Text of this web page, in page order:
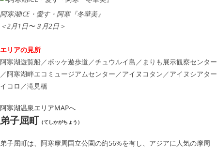
阿寒湖ICE・愛す・阿寒『冬華美』
＜2月1日〜３月2日＞
エリアの見所
阿寒湖遊覧船／ボッケ遊歩道／チュウルイ島／まりも展示観察センター
／阿寒湖畔エコミュージアムセンター／アイヌコタン／アイヌシアター
イコロ／滝見橋
阿寒湖温泉エリアMAPへ
弟子屈町 （てしかがちょう）
弟子屈町は、阿寒摩周国立公園の約56%を有し、アジアに人気の摩周